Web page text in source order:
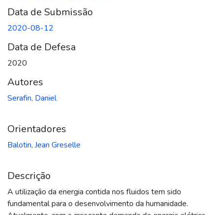
Data de Submissão
2020-08-12
Data de Defesa
2020
Autores
Serafin, Daniel
Orientadores
Balotin, Jean Greselle
Descrição
A utilização da energia contida nos fluidos tem sido
fundamental para o desenvolvimento da humanidade.